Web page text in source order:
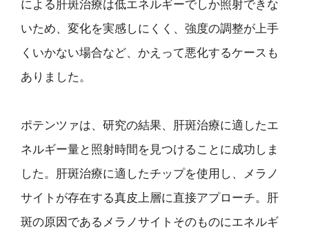
による肝斑治療は低エネルギーでしか照射できな
いため、変化を実感しにくく、強度の調整が上手
くいかない場合など、かえって悪化するケースも
ありました。
ポテンツァは、研究の結果、肝斑治療に適したエ
ネルギー量と照射時間を見つけることに成功しま
した。肝斑治療に適したチップを使用し、メラノ
サイトが存在する真皮上層に直接アプローチ。肝
斑の原因であるメラノサイトそのものにエネルギ